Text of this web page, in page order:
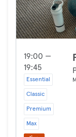
19:00 —
19:45
Essential
Classic
Premium
Max